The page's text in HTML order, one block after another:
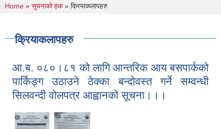
You are here
Home » सूचनाको हक» क्रियाकलापहरु
क्रियाकलापहरु
आ.ब. ०८०।८१ को लागि आन्तरिक आय बसपार्कको
पार्किङ्ग उठाउने ठेक्का बन्दोवस्त गर्ने सम्वन्धी
सिलवन्दी वोलपत्र आह्वानको सूचना।।।